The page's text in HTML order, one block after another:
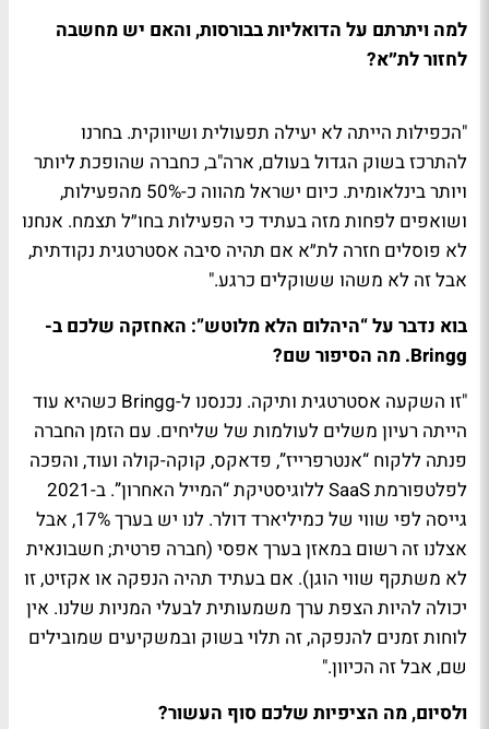
למה ויתרתם על הדואליות בבורסות, והאם יש מחשבה
לחזור לת״א?
"הכפילות הייתה לא יעילה תפעולית ושיווקית. בחרנו
להתרכז בשוק הגדול בעולם, ארה"ב, כחברה שהופכת ליותר
ויותר בינלאומית. כיום ישראל מהווה כ-50% מהפעילות,
ושואפים לפחות מזה בעתיד כי הפעילות בחו״ל תצמח. אנחנו
לא פוסלים חזרה לת״א אם תהיה סיבה אסטרטגית נקודתית,
אבל זה לא משהו ששוקלים כרגע."
בוא נדבר על “היהלום הלא מלוטש”: האחזקה שלכם ב-
Bringg. מה הסיפור שם?
"זו השקעה אסטרטגית ותיקה. נכנסנו ל-Bringg כשהיא עוד
הייתה רעיון משלים לעולמות של שליחים. עם הזמן החברה
פנתה ללקוח “אנטרפרייז”, פדאקס, קוקה-קולה ועוד, והפכה
לפלטפורמת SaaS ללוגיסטיקת “המייל האחרון”. ב-2021
גייסה לפי שווי של כמיליארד דולר. לנו יש בערך 17%, אבל
אצלנו זה רשום במאזן בערך אפסי (חברה פרטית; חשבונאית
לא משתקף שווי הוגן). אם בעתיד תהיה הנפקה או אקזיט, זו
יכולה להיות הצפת ערך משמעותית לבעלי המניות שלנו. אין
לוחות זמנים להנפקה, זה תלוי בשוק ובמשקיעים שמובילים
שם, אבל זה הכיוון."
ולסיום, מה הציפיות שלכם סוף העשור?